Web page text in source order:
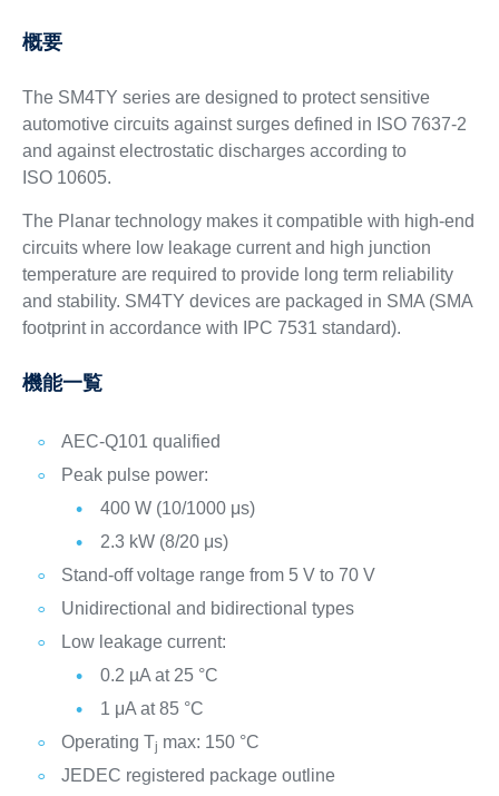
概要
The SM4TY series are designed to protect sensitive
automotive circuits against surges defined in ISO 7637-2
and against electrostatic discharges according to
ISO 10605.
The Planar technology makes it compatible with high-end
circuits where low leakage current and high junction
temperature are required to provide long term reliability
and stability. SM4TY devices are packaged in SMA (SMA
footprint in accordance with IPC 7531 standard).
機能一覧
AEC-Q101 qualified
Peak pulse power:
400 W (10/1000 μs)
2.3 kW (8/20 μs)
Stand-off voltage range from 5 V to 70 V
Unidirectional and bidirectional types
Low leakage current:
0.2 µA at 25 °C
1 μA at 85 °C
Operating Tj max: 150 °C
JEDEC registered package outline